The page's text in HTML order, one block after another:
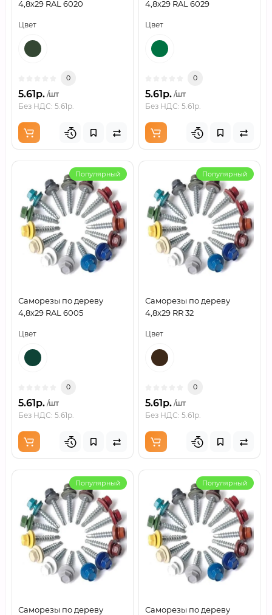
4,8х29 RAL 6020
Цвет
0
5.61р. /шт
Без НДС: 5.61р.
4,8х29 RAL 6029
Цвет
0
5.61р. /шт
Без НДС: 5.61р.
Популярный
Саморезы по дереву
4,8х29 RAL 6005
Цвет
0
5.61р. /шт
Без НДС: 5.61р.
Популярный
Саморезы по дереву
4,8х29 RR 32
Цвет
0
5.61р. /шт
Без НДС: 5.61р.
Популярный
Саморезы по дереву
Популярный
Саморезы по дереву